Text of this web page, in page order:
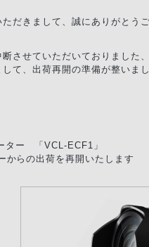
だきまして、誠にありがとうご
断させていただいておりまし
て、出荷再開の準備が整いま
ター 「VCL-ECF1」
からの出荷を再開いたします